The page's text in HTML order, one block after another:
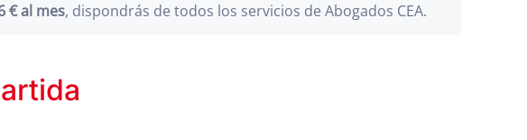
€ al mes, dispondrás de todos los servicios de Abogados CEA.